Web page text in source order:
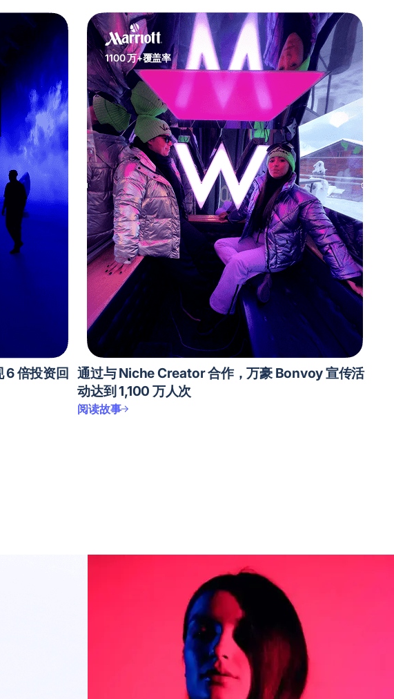
倍投资回
1100 万+覆盖率
通过与 Niche Creator 合作，万豪 Bonvoy 宣传活
动达到 1,100 万人次
阅读故事